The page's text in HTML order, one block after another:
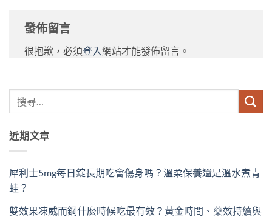
發佈留言
很抱歉，必須登入網站才能發佈留言。
近期文章
犀利士5mg每日錠長期吃會傷身嗎？溫柔保養還是溫水煮青
蛙？
雙效果凍威而鋼什麼時候吃最有效？黃金時間、藥效持續與